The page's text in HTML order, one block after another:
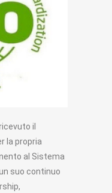
il
la propria
al Sistema
suo continuo